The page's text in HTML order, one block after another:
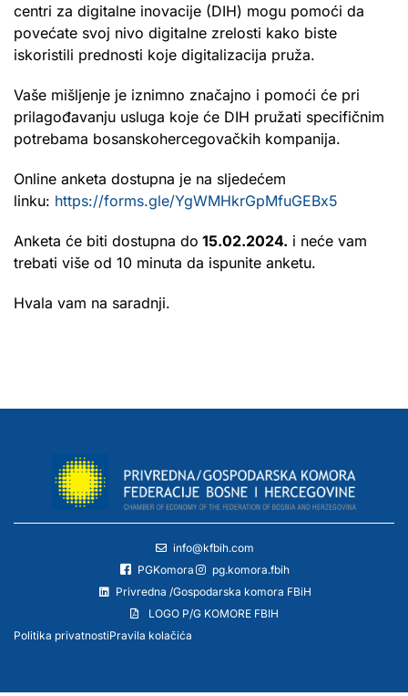
centri za digitalne inovacije (DIH) mogu pomoći da
povećate svoj nivo digitalne zrelosti kako biste
iskoristili prednosti koje digitalizacija pruža.
Vaše mišljenje je iznimno značajno i pomoći će pri
prilagođavanju usluga koje će DIH pružati specifičnim
potrebama bosanskohercegovačkih kompanija.
Online anketa dostupna je na sljedećem
linku: https://forms.gle/YgWMHkrGpMfuGEBx5
Anketa će biti dostupna do 15.02.2024. i neće vam
trebati više od 10 minuta da ispunite anketu.
Hvala vam na saradnji.
info@kfbih.com
PGKomora
pg.komora.fbih
Privredna /Gospodarska komora FBiH
LOGO P/G KOMORE FBIH
Politika privatnostiPravila kolačića